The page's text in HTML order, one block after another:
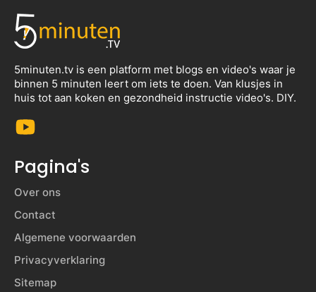
5minuten.tv is een platform met blogs en video's waar je
binnen 5 minuten leert om iets te doen. Van klusjes in
huis tot aan koken en gezondheid instructie video's. DIY.
Pagina's
Over ons
Contact
Algemene voorwaarden
Privacyverklaring
Sitemap